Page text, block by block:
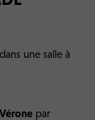
dans une salle à
par